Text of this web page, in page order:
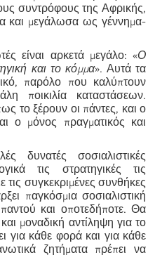
συντρόφους της Αφρικής,
και μεγάλωσα ως γέννημα-
είναι αρκετά μεγάλο: «Ο
και το κόμμα». Αυτά τα
παρόλο που καλύπτουν
ποικιλία καταστάσεων.
το ξέρουν οι πάντες, και ο
ο μόνος πραγματικός και
δυνατές σοσιαλιστικές
τις στρατηγικές τις
συγκεκριμένες συνθήκες
παγκόσμια σοσιαλιστική
και οποτεδήποτε. Θα
μοναδική αντίληψη για το
για κάθε φορά και για κάθε
ζητήματα πρέπει να